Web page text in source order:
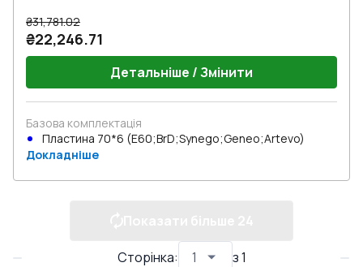
₴31,781.02
₴22,246.71
Детальніше / Змінити
Базова комплектація
Пластина 70*6 (E60;BrD;Synego;Geneo;Artevo)
Докладніше
Сторінка: з1